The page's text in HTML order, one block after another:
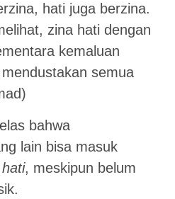
hati juga berzina.
zina hati dengan
kemaluan
semua
bahwa
lain bisa masuk
, meskipun belum